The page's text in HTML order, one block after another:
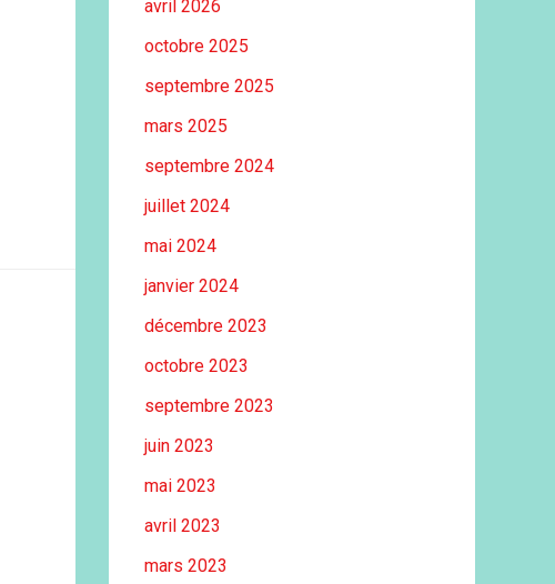
avril 2026
octobre 2025
septembre 2025
mars 2025
septembre 2024
juillet 2024
mai 2024
janvier 2024
décembre 2023
octobre 2023
septembre 2023
juin 2023
mai 2023
avril 2023
mars 2023